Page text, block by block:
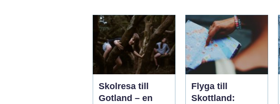
Skolresa till
Gotland – en
Flyga till
Skottland: